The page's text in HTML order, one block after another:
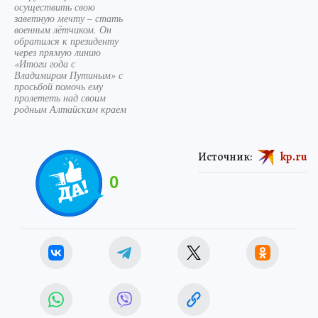
осуществить свою
заветную мечту – стать
военным лётчиком. Он
обратился к президенту
через прямую линию
«Итоги года с
Владимиром Путиным» с
просьбой помочь ему
пролететь над своим
родным Алтайским краем
0
Источник: kp.ru